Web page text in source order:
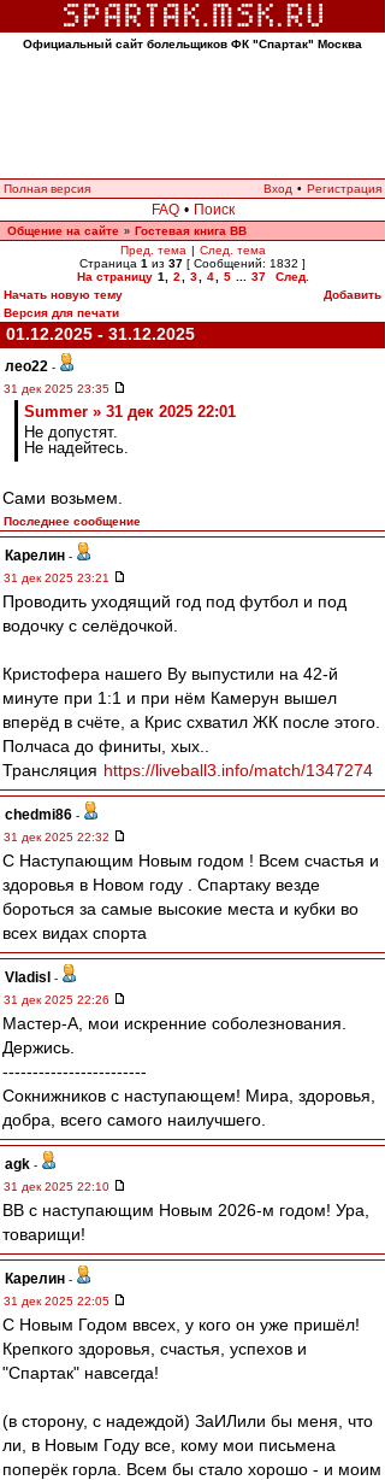
Официальный сайт болельщиков ФК "Спартак" Москва
Полная версия Вход • Регистрация
FAQ • Поиск
Общение на сайте » Гостевая книга ВВ
Пред. тема | След. тема
Страница 1 из 37 [ Сообщений: 1832 ]
На страницу 1 2 3 4 5 37
След.
Начать новую тему
Добавить
Версия для печати
01.12.2025 - 31.12.2025
лео22 -
31 дек 2025 23:35
Summer » 31 дек 2025 22:01
Не допустят.
Не надейтесь.
Сами возьмем.
Последнее сообщение
Карелин -
31 дек 2025 23:21
Проводить уходящий год под футбол и под
водочку с селёдочкой.
Кристофера нашего Ву выпустили на 42-й
минуте при 1:1 и при нём Камерун вышел
вперёд в счёте, а Крис схватил ЖК после этого.
Полчаса до финиты, хых..
Трансляция https://liveball3.info/match/1347274
chedmi86 -
31 дек 2025 22:32
С Наступающим Новым годом ! Всем счастья и
здоровья в Новом году . Спартаку везде
бороться за самые высокие места и кубки во
всех видах спорта
Vladisl
-
31 дек 2025 22:26
Мастер-А, мои искренние соболезнования.
Держись.
------------------------
Сокнижников с наступающем! Мира, здоровья,
добра, всего самого наилучшего.
agk -
31 дек 2025 22:10
ВВ с наступающим Новым 2026-м годом! Ура,
товарищи!
Карелин -
31 дек 2025 22:05
С Новым Годом ввсех, у кого он уже пришёл!
Крепкого здоровья, счастья, успехов и
"Спартак" навсегда!
(в сторону, с надеждой) ЗаИЛили бы меня, что
ли, в Новым Году все, кому мои письмена
поперёк горла. Всем бы стало хорошо - и моим